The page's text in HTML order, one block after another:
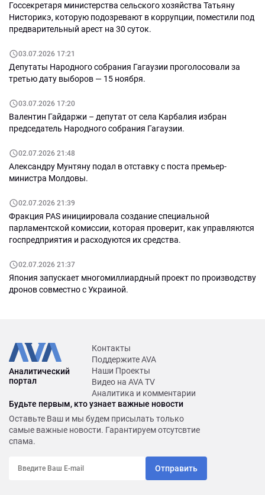
Госсекретаря министерства сельского хозяйства Татьяну
Нисторикэ, которую подозревают в коррупции, поместили под
предварительный арест на 30 суток.
03.07.2026 17:21
Депутаты Народного собрания Гагаузии проголосовали за
третью дату выборов — 15 ноября.
03.07.2026 17:20
Валентин Гайдаржи – депутат от села Карбалия избран
председатель Народного собрания Гагаузии.
02.07.2026 21:48
Александру Мунтяну подал в отставку с поста премьер-
министра Молдовы.
02.07.2026 21:39
Фракция PAS инициировала создание специальной
парламентской комиссии, которая проверит, как управляются
госпредприятия и расходуются их средства.
02.07.2026 21:37
Япония запускает многомиллиардный проект по производству
дронов совместно с Украиной.
Аналитический
портал
Контакты
Поддержите AVA
Наши Проекты
Видео на AVA TV
Аналитика и комментарии
Будьте первым, кто узнает важные новости
Оставьте Ваш и мы будем присылать только
самые важные новости. Гарантируем отсутсвтие
спама.
Отправить